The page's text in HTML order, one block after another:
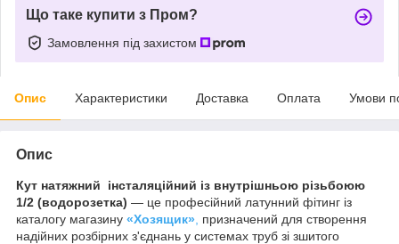
Що таке купити з Пром?
Замовлення під захистом
Опис Характеристики Доставка Оплата Умови
Опис
Кут натяжний інсталяційний із внутрішньою різьбоюю
1/2 (водорозетка) — це професійний латунний фітинг із
каталогу магазину «Хозящик» призначений для створення
надійних розбірних з'єднань у системах труб зі зшитого